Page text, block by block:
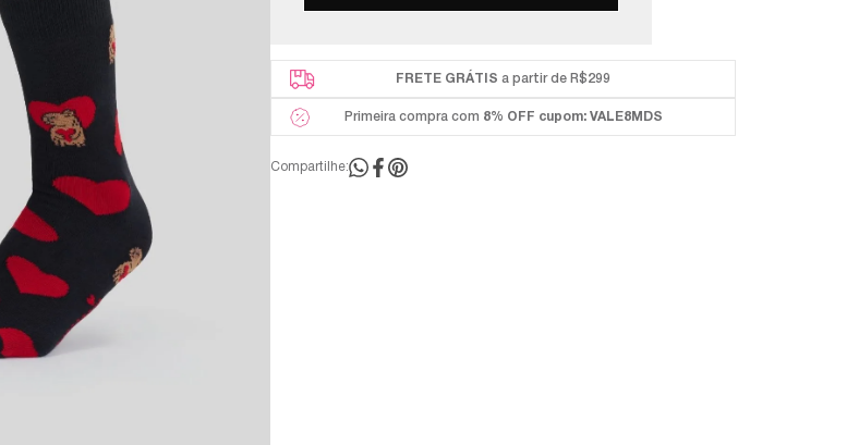
FRETE GRÁTIS a partir de R$299
Primeira compra com 8% OFF cupom: VALE8MDS
Compartilhe: